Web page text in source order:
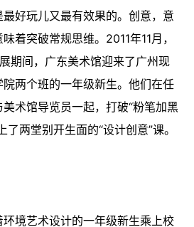
好玩儿又最有效果的。创意，意
着突破常规思维。2011年11月，
期间，广东美术馆迎来了广州现
两个班的一年级新生。他们在任
术馆导览员一起，打破“粉笔加黑
两堂别开生面的“设计创意”课。
境艺术设计的一年级新生乘上校